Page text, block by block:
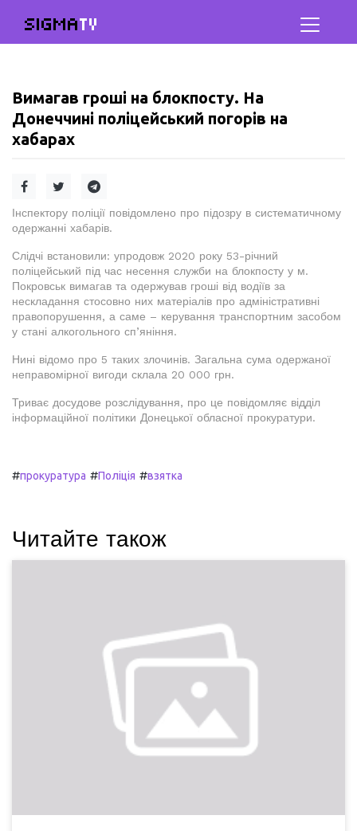
SIGMATV
Вимагав гроші на блокпосту. На
Донеччині поліцейський погорів на
хабарах
Інспектору поліції повідомлено про підозру в систематичному
одержанні хабарів.
Слідчі встановили: упродовж 2020 року 53-річний
поліцейський під час несення служби на блокпосту у м.
Покровськ вимагав та одержував гроші від водіїв за
нескладання стосовно них матеріалів про адміністративні
правопорушення, а саме – керування транспортним засобом
у стані алкогольного сп’яніння.
Нині відомо про 5 таких злочинів. Загальна сума одержаної
неправомірної вигоди склала 20 000 грн.
Триває досудове розслідування, про це повідомляє відділ
інформаційної політики Донецької обласної прокуратури.
#прокуратура #Поліція #взятка
Читайте також